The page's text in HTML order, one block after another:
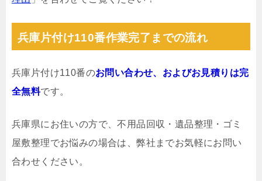
兵庫片付け110番作業完了までの流れ
兵庫片付け110番のお問い合わせ、およびお見積りは完
全無料です。
兵庫県にお住いの方で、不用品回収・遺品整理・ゴミ
屋敷整理でお悩みの場合は、弊社までお気軽にお問い
合わせください。